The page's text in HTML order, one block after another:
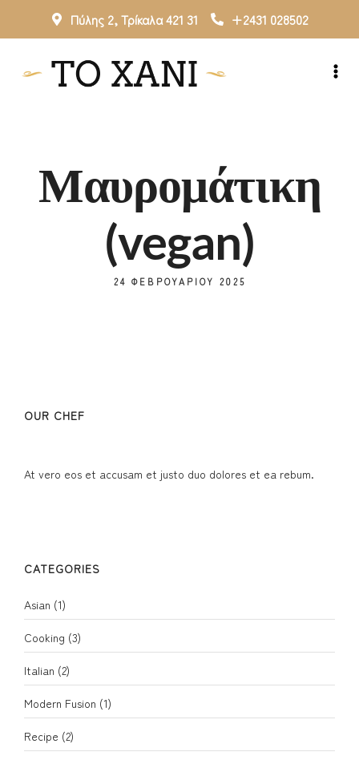
Πύλης 2, Τρίκαλα 421 31 +2431 028502
Μαυρομάτικη
(vegan)
24 ΦΕΒΡΟΥΑΡΊΟΥ 2025
OUR CHEF
At vero eos et accusam et justo duo dolores et ea rebum.
CATEGORIES
Asian (1)
Cooking (3)
Italian (2)
Modern Fusion (1)
Recipe (2)